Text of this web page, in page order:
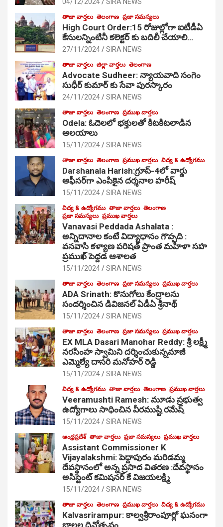
తాజా వార్తలు తెలంగాణ ప్రజా సమస్యలు
High Court Order:15 రోజుల్లోగా ఐటీడీఏ
కేసులన్నింటినీ కలెక్టర్ కు బదిలీ చేయాలి…
27/11/2024 SIRA NEWS
తాజా వార్తలు జిల్లా వార్తలు తెలంగాణ
Advocate Sudheer: న్యాయవాది సంగెం
సుధీర్ కుమార్ కు సేవా పురస్కారం
24/11/2024 SIRA NEWS
తాజా వార్తలు తెలంగాణ ప్రముఖ వార్తలు
Odela: ఓదెల‌లో భక్తులతో కిటకిటలాడిన
ఆల‌యాలు
15/11/2024 SIRA NEWS
తాజా వార్తలు తెలంగాణ ప్రముఖ వార్తలు విద్య & ఉద్యోగము
Darshanala Harish:గ్రూప్-4లో వార్డు
ఆఫీసర్‌గా ఎంపికైన దర్శనాల హరీష్
15/11/2024 SIRA NEWS
విద్య & ఉద్యోగము తాజా వార్తలు తెలంగాణ
ప్రజా సమస్యలు ప్రముఖ వార్తలు
Vanavasi Peddada Ashalata :
అన్నిదానాల కంటే విద్యాధానం గొప్పది :
వనవాసి కళ్యాణ పరిషత్ ప్రాంత మహిళా సహ
ప్రముఖ్ పెద్దడ ఆశాలత
15/11/2024 SIRA NEWS
తాజా వార్తలు తెలంగాణ ప్రజా సమస్యలు ప్రముఖ వార్తలు
ADA Srinath: కొనుగోలు కేంద్రాల‌ను
సంద‌ర్శించిన డివిజనల్ ఏడీఏ శ్రీనాథ్
15/11/2024 SIRA NEWS
తాజా వార్తలు తెలంగాణ ప్రజా సమస్యలు ప్రముఖ వార్తలు
EX MLA Dasari Manohar Reddy: శ్రీ లక్ష్మీ
నరసింహ స్వామిని దర్శించుకున్నమాజీ
ఎమ్మెల్యే దాసరి మనోహర్ రెడ్డి
15/11/2024 SIRA NEWS
విద్య & ఉద్యోగము తాజా వార్తలు తెలంగాణ ప్రముఖ వార్తలు
Veeramushti Ramesh: మూడు ప్రభుత్వ
ఉద్యోగాలు సాధించిన వీరముష్టి రమేష్
15/11/2024 SIRA NEWS
ఆంధ్రప్రదేశ్ తాజా వార్తలు ప్రజా సమస్యలు ప్రముఖ వార్తలు
Assistant Commissioner K
Vijayalakshmi: పెద్దాపురం మరిడమ్మ
దేవస్థానంలో అన్న ప్రసాద వితరణ :దేవస్థానం
అసిస్టెంట్ కమిషనర్ కే విజయలక్ష్మి
15/11/2024 SIRA NEWS
తాజా వార్తలు తెలంగాణ ప్రముఖ వార్తలు విద్య & ఉద్యోగము
Kalvasrirampur: కాల్వశ్రీరాంపూర్లో ఘనంగా
బాలల దినోత్సవం